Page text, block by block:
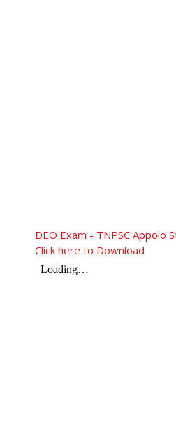
DEO Exam - TNPSC Appolo
Click here to Download